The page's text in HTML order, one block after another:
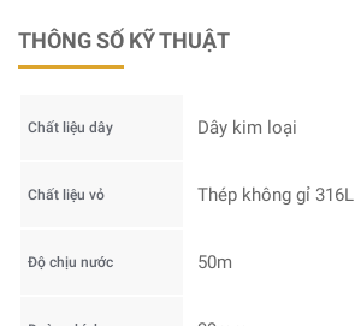
THÔNG SỐ KỸ THUẬT
Chất liệu dây Dây kim loại
Chất liệu vỏ Thép không gỉ 316L
Độ chịu nước 50m